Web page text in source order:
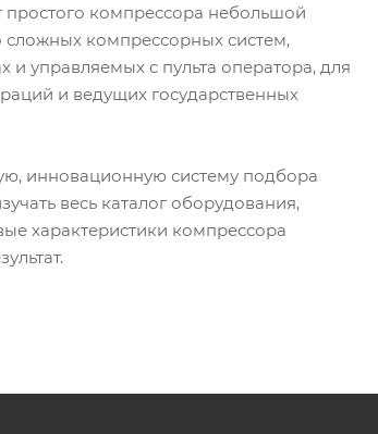
простого компрессора небольшой
сложных компрессорных систем,
управляемых с пульта оператора, для
и ведущих государственных
инновационную систему подбора
весь каталог оборудования,
характеристики компрессора